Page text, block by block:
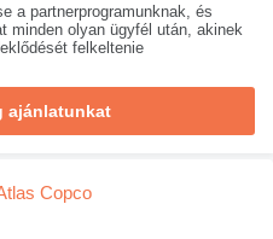
a partnerprogramunknak, és
minden olyan ügyfél után, akinek
felkeltenie
ajánlatunkat
Copco